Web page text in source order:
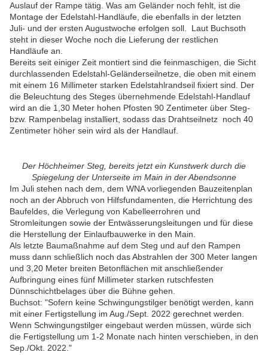
Auslauf der Rampe tätig. Was am Geländer noch fehlt, ist die
Montage der Edelstahl-Handläufe, die ebenfalls in der letzten
Juli- und der ersten Augustwoche erfolgen soll. Laut Buchsoth
steht in dieser Woche noch die Lieferung der restlichen
Handläufe an.
Bereits seit einiger Zeit montiert sind die feinmaschigen, die Sicht
durchlassenden Edelstahl-Geländerseilnetze, die oben mit einem
mit einem 16 Millimeter starken Edelstahlrandseil fixiert sind. Der
die Beleuchtung des Steges übernehmende Edelstahl-Handlauf
wird an die 1,30 Meter hohen Pfosten 90 Zentimeter über Steg-
bzw. Rampenbelag installiert, sodass das Drahtseilnetz noch 40
Zentimeter höher sein wird als der Handlauf.
Der Höchheimer Steg, bereits jetzt ein Kunstwerk durch die
Spiegelung der Unterseite im Main in der Abendsonne
Im Juli stehen nach dem, dem WNA vorliegenden Bauzeitenplan
noch an der Abbruch von Hilfsfundamenten, die Herrichtung des
Baufeldes, die Verlegung von Kabelleerrohren und
Stromleitungen sowie der Entwässerungsleitungen und für diese
die Herstellung der Einlaufbauwerke in den Main.
Als letzte Baumaßnahme auf dem Steg und auf den Rampen
muss dann schließlich noch das Abstrahlen der 300 Meter langen
und 3,20 Meter breiten Betonflächen mit anschließender
Aufbringung eines fünf Millimeter starken rutschfesten
Dünnschichtbelages über die Bühne gehen.
Buchsot: "Sofern keine Schwingungstilger benötigt werden, kann
mit einer Fertigstellung im Aug./Sept. 2022 gerechnet werden.
Wenn Schwingungstilger eingebaut werden müssen, würde sich
die Fertigstellung um 1-2 Monate nach hinten verschieben, in den
Sep./Okt. 2022."